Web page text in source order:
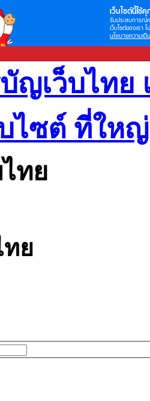
เว็บไซต์นี้ใช้คุ
รับประสบการณ์
เว็บไซต์ของเรา
นโยบายความเป็
ญเว็บไทย
ไซต์ ที่ให
ทย
ทย